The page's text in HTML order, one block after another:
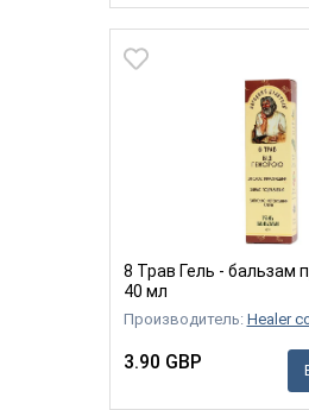
8 Трав Гель - бальзам
40 мл
Производитель: Healer
3.90 GBP